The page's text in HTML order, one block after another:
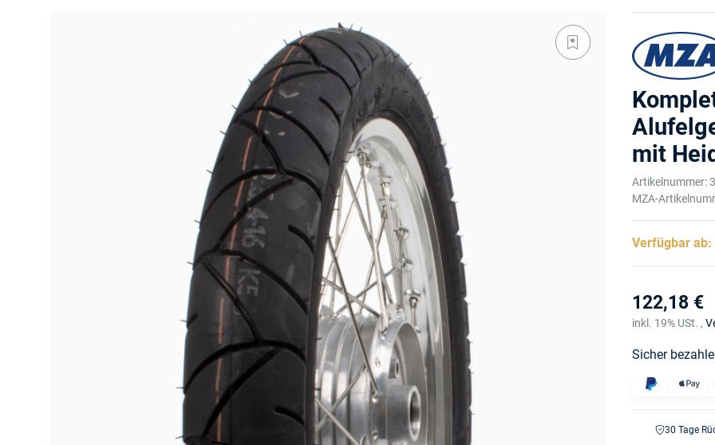
mit
Artikelnummer:
MZA-
Verfügbar ab:
122,18 €
inkl. 19% USt. ,
Sicher
30 Tage